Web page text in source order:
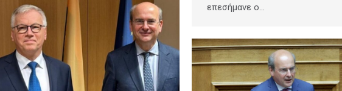
επεσήμανε ο…